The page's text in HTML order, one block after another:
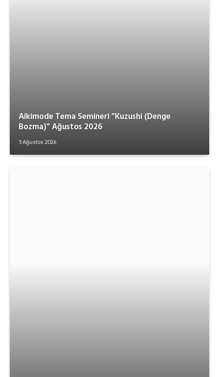
Aikimode Tema Semineri ”Kuzushi (Denge
Bozma)” Ağustos 2026
5 Ağustos 2026